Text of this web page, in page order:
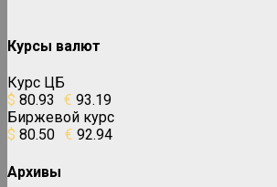
Курсы валют
Курс ЦБ
$ 80.93 € 93.19
Биржевой курс
$ 80.50 € 92.94
Архивы